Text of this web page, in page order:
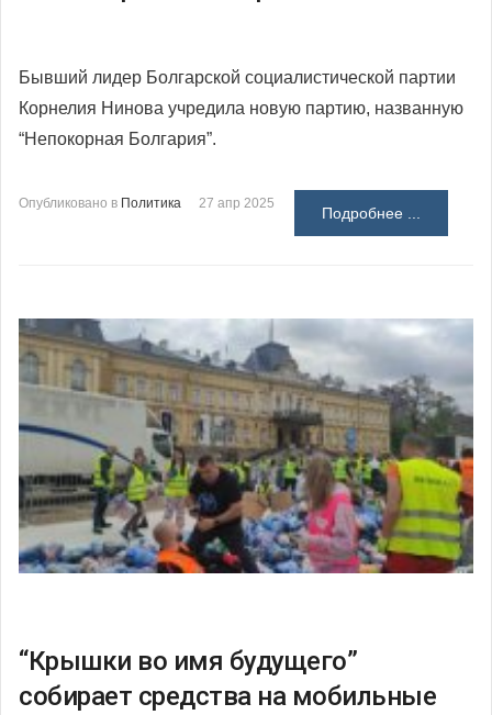
Бывший лидер Болгарской социалистической партии
Корнелия Нинова учредила новую партию, названную
“Непокорная Болгария”.
Опубликовано в Политика 27 апр 2025
Подробнее ...
“Крышки во имя будущего”
собирает средства на мобильные